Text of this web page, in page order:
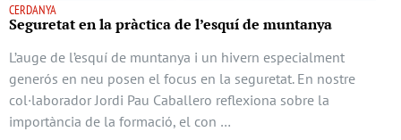
CERDANYA
Seguretat en la pràctica de l’esquí de muntanya
L’auge de l’esquí de muntanya i un hivern especialment
generós en neu posen el focus en la seguretat. En nostre
col·laborador Jordi Pau Caballero reflexiona sobre la
importància de la formació, el con …